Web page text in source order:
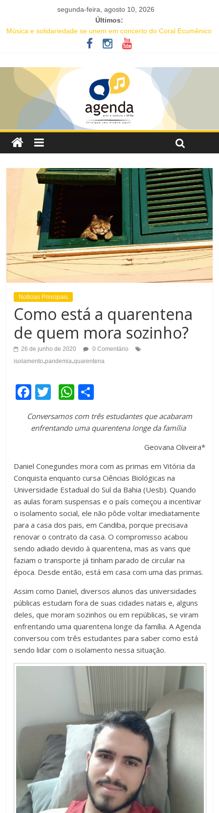
segunda-feira, agosto 10, 2026
Últimos:
Música e solidariedade se unem em concerto do Coral Ecumênico
Projeto abre inscrições para oficinas gratuitas voltadas à
valorização da cultura afro-brasileira em Salvador
16ª Jornada de Dança da Bahia leva formação e espetáculo
gratuitos a quatro cidades brasileiras
IC Encontro de Artes traz Renata Carvalho com seu “Manifesto
Transpofágico” a Salvador
Notícias Principais
Como está a quarentena
de quem mora sozinho?
26 de junho de 2020
0 Comentário
isolamento.pandemia.quarentena
F
c
o
o
k
T
tt
W
at
p
p
m
til
h
ar
Conversamos com três estudantes que acabaram
enfrentando uma quarentena longe da família
Geovana Oliveira*
Daniel Conegundes mora com as primas em Vitória da
Conquista enquanto cursa Ciências Biológicas na
Universidade Estadual do Sul da Bahia (Uesb). Quando
as aulas foram suspensas e o país começou a incentivar
o isolamento social, ele não pôde voltar imediatamente
para a casa dos pais, em Candiba, porque precisava
renovar o contrato da casa. O compromisso acabou
sendo adiado devido à quarentena, mas as vans que
faziam o transporte já tinham parado de circular na
época. Desde então, está em casa com uma das primas.
Assim como Daniel, diversos alunos das universidades
públicas estudam fora de suas cidades natais e, alguns
deles, que moram sozinhos ou em repúblicas, se viram
enfrentando uma quarentena longe da família. A Agenda
conversou com três estudantes para saber como está
sendo lidar com o isolamento nessa situação.